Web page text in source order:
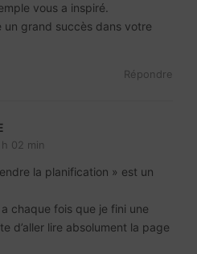
vous a inspiré.
un grand succès dans votre
Répondre
02 min
la planification » est un
chaque fois que je fini une
d’aller lire absolument la page